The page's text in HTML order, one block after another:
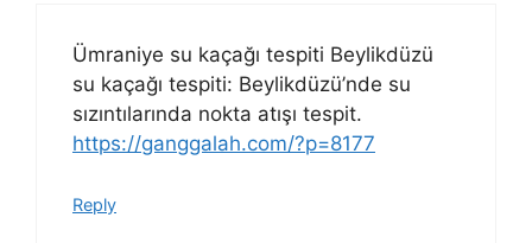
Ümraniye su kaçağı tespiti Beylikdüzü
su kaçağı tespiti: Beylikdüzü’nde su
sızıntılarında nokta atışı tespit.
https://ganggalah.com/?p=8177
Reply